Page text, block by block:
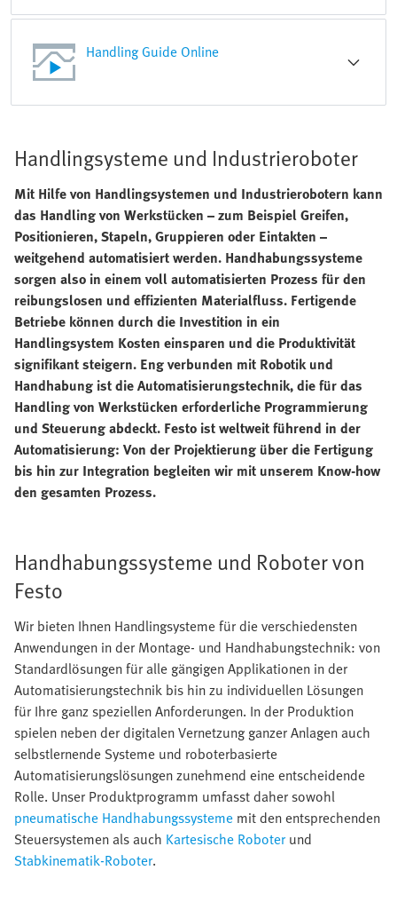
Handling Guide Online
Handlingsysteme und Industrieroboter
Mit Hilfe von Handlingsystemen und Industrierobotern kann
das Handling von Werkstücken – zum Beispiel Greifen,
Positionieren, Stapeln, Gruppieren oder Eintakten –
weitgehend automatisiert werden. Handhabungssysteme
sorgen also in einem voll automatisierten Prozess für den
reibungslosen und effizienten Materialfluss. Fertigende
Betriebe können durch die Investition in ein
Handlingsystem Kosten einsparen und die Produktivität
signifikant steigern. Eng verbunden mit Robotik und
Handhabung ist die Automatisierungstechnik, die für das
Handling von Werkstücken erforderliche Programmierung
und Steuerung abdeckt. Festo ist weltweit führend in der
Automatisierung: Von der Projektierung über die Fertigung
bis hin zur Integration begleiten wir mit unserem Know-how
den gesamten Prozess.
Handhabungssysteme und Roboter von
Festo
Wir bieten Ihnen Handlingsysteme für die verschiedensten
Anwendungen in der Montage- und Handhabungstechnik: von
Standardlösungen für alle gängigen Applikationen in der
Automatisierungstechnik bis hin zu individuellen Lösungen
für Ihre ganz speziellen Anforderungen. In der Produktion
spielen neben der digitalen Vernetzung ganzer Anlagen auch
selbstlernende Systeme und roboterbasierte
Automatisierungslösungen zunehmend eine entscheidende
Rolle. Unser Produktprogramm umfasst daher sowohl
pneumatische Handhabungssysteme mit den entsprechenden
Steuersystemen als auch Kartesische Roboter und
Stabkinematik-Roboter.